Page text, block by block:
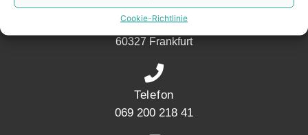
Cookie-Richtlinie
Adresse
Mainwesthafen Immobilien Speicherstraße 5
60327 Frankfurt
Telefon
069 200 218 41